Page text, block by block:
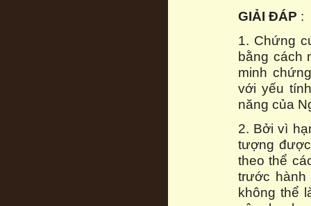
GIẢI ĐÁP :
1. Chứng
bằng cách
minh
với yếu
năng của
2. Bởi vì
tượng
theo thể
trước hành
không thể